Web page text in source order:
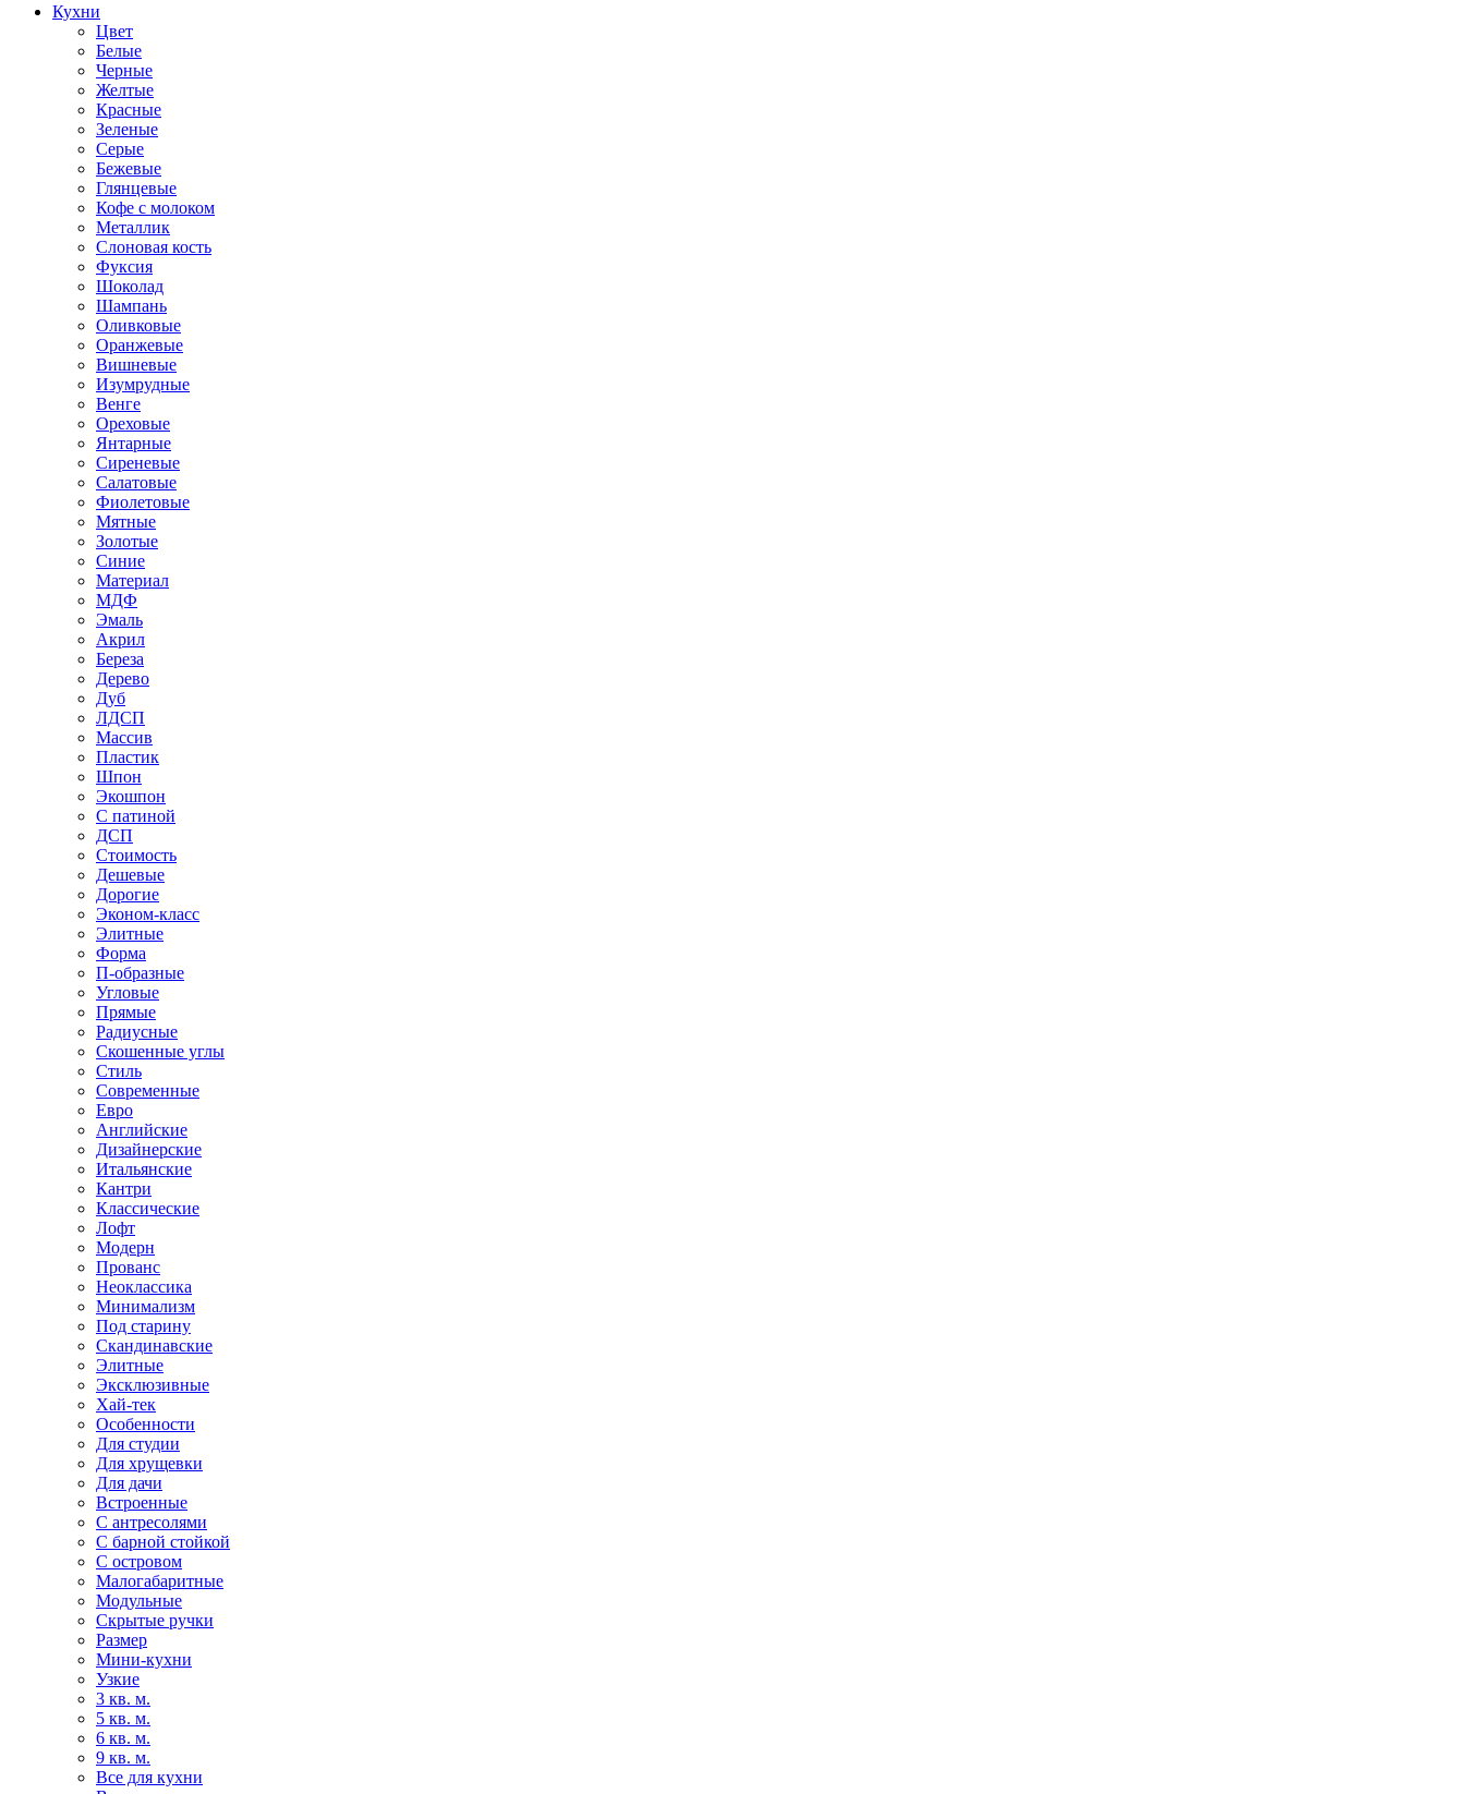
Кухни
Цвет
Белые
Черные
Желтые
Красные
Зеленые
Серые
Бежевые
Глянцевые
Кофе с молоком
Металлик
Слоновая кость
Фуксия
Шоколад
Шампань
Оливковые
Оранжевые
Вишневые
Изумрудные
Венге
Ореховые
Янтарные
Сиреневые
Салатовые
Фиолетовые
Мятные
Золотые
Синие
Материал
МДФ
Эмаль
Акрил
Береза
Дерево
Дуб
ЛДСП
Массив
Пластик
Шпон
Экошпон
С патиной
ДСП
Стоимость
Дешевые
Дорогие
Эконом-класс
Элитные
Форма
П-образные
Угловые
Прямые
Радиусные
Скошенные углы
Стиль
Современные
Евро
Английские
Дизайнерские
Итальянские
Кантри
Классические
Лофт
Модерн
Прованс
Неоклассика
Минимализм
Под старину
Скандинавские
Элитные
Эксклюзивные
Хай-тек
Особенности
Для студии
Для хрущевки
Для дачи
Встроенные
С антресолями
С барной стойкой
С островом
Малогабаритные
Модульные
Скрытые ручки
Размер
Мини-кухни
Узкие
3 кв. м.
5 кв. м.
6 кв. м.
9 кв. м.
Все для кухни